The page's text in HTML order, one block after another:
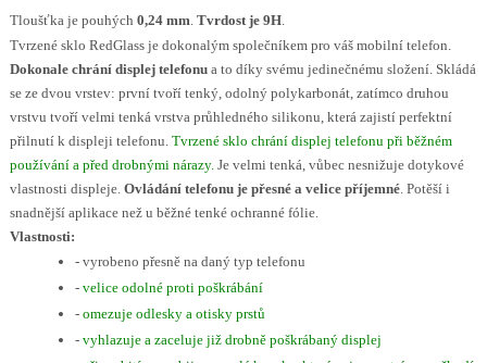
Tloušťka je pouhých 0,24 mm Tvrdost je 9H.
Tvrzené sklo RedGlass je dokonalým společníkem pro váš mobilní telefon.
Dokonale chrání displej telefonua to díky svému jedinečnému složení. Skládá
se ze dvou vrstev: první tvoří tenký, odolný polykarbonát, zatímco druhou
vrstvu tvoří velmi tenká vrstva průhledného silikonu, která zajistí perfektní
přilnutí k displeji telefonu. Tvrzené sklo chrání displej telefonu při běžném
používání a před drobnými nárazy. Je velmi tenká, vůbec nesnižuje dotykové
vlastnosti displeje. Ovládání telefonu je přesné a velice příjemné. Potěší i
snadnější aplikace než u běžné tenké ochranné fólie.
Vlastnosti:
- vyrobeno přesně na daný typ telefonu
- velice odolné proti poškrábání
- omezuje odlesky a otisky prstů
- vyhlazuje a zaceluje již drobně poškrábaný displej